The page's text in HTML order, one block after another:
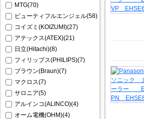
MTG(70)
ビューティフルエンジェル(58)
コイズミ(KOIZUMI)(27)
アテックス(ATEX)(21)
日立(Hitachi)(8)
フィリップス(PHILIPS)(7)
ブラウン(Braun)(7)
マクロス(7)
サロニア(5)
アルインコ(ALINCO)(4)
オーム電機(OHM)(4)